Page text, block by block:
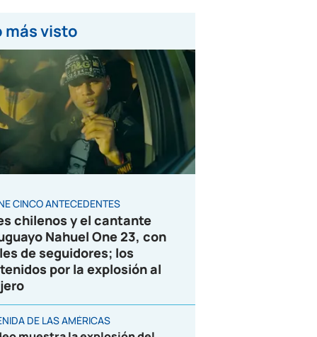
más visto
CINCO ANTECEDENTES
chilenos y el cantante
Nahuel One 23, con
de seguidores; los
por la explosión al
DE LAS AMÉRICAS